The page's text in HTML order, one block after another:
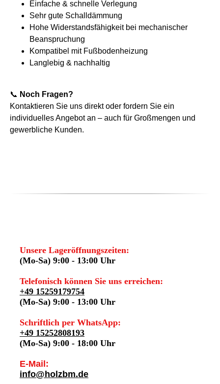
Einfache & schnelle Verlegung
Sehr gute Schalldämmung
Hohe Widerstandsfähigkeit bei mechanischer
Beanspruchung
Kompatibel mit Fußbodenheizung
Langlebig & nachhaltig
📞 Noch Fragen?
Kontaktieren Sie uns direkt oder fordern Sie ein
individuelles Angebot an – auch für Großmengen und
gewerbliche Kunden.
Unsere Lageröffnungszeiten:
(Mo-Sa) 9:00 - 13:00 Uhr
Telefonisch können Sie uns erreichen:
+49 15259179754
(Mo-Sa) 9:00 - 13:00 Uhr
Schriftlich per WhatsApp:
+49 15252808193
(Mo-Sa) 9:00 - 18:00 Uhr
E-Mail:
info@holzbm.de